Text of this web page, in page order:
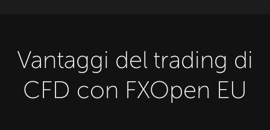
Vantaggi del trading di
CFD con FXOpen EU